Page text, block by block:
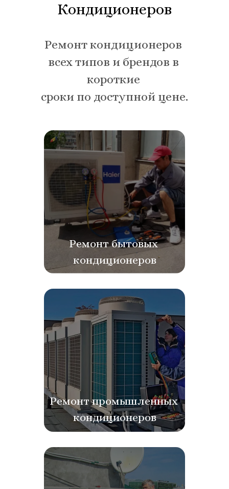
Кондиционеров
Ремонт кондиционеров
всех типов и брендов в
короткие
сроки по доступной цене.
Ремонт бытовых
кондиционеров
Ремонт промышленных
кондиционеров